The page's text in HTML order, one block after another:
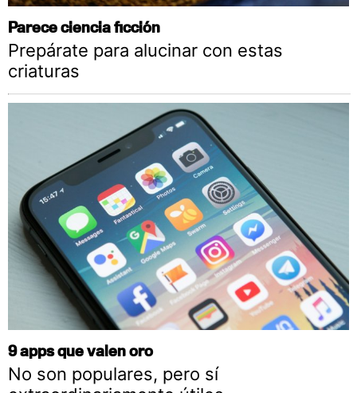
Parece ciencia ficción
Prepárate para alucinar con estas
criaturas
9 apps que valen oro
No son populares, pero sí